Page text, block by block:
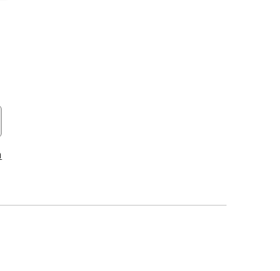
om mee te gaan in de
door baanbrekende
geeft hierop